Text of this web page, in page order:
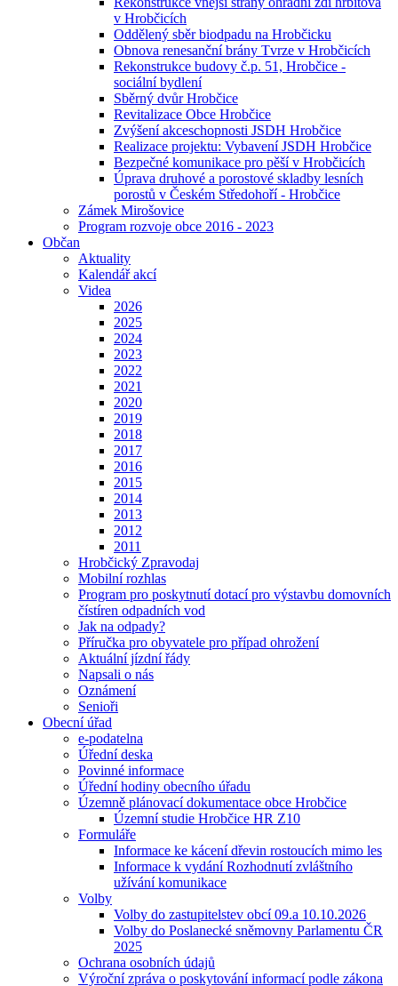
v Hrobčicích
Oddělený sběr biodpadu na Hrobčicku
Obnova renesanční brány Tvrze v Hrobčicích
Rekonstrukce budovy č.p. 51, Hrobčice -
sociální bydlení
Sběrný dvůr Hrobčice
Revitalizace Obce Hrobčice
Zvýšení akceschopnosti JSDH Hrobčice
Realizace projektu: Vybavení JSDH Hrobčice
Bezpečné komunikace pro pěší v Hrobčicích
Úprava druhové a porostové skladby lesních
porostů v Českém Středohoří - Hrobčice
Zámek Mirošovice
Program rozvoje obce 2016 - 2023
Občan
Aktuality
Kalendář akcí
Videa
2026
2025
2024
2023
2022
2021
2020
2019
2018
2017
2016
2015
2014
2013
2012
2011
Hrobčický Zpravodaj
Mobilní rozhlas
Program pro poskytnutí dotací pro výstavbu domovních
čístíren odpadních vod
Jak na odpady?
Příručka pro obyvatele pro případ ohrožení
Aktuální jízdní řády
Napsali o nás
Oznámení
Senioři
Obecní úřad
e-podatelna
Úřední deska
Povinné informace
Úřední hodiny obecního úřadu
Územně plánovací dokumentace obce Hrobčice
Územní studie Hrobčice HR Z10
Formuláře
Informace ke kácení dřevin rostoucích mimo les
Informace k vydání Rozhodnutí zvláštního
užívání komunikace
Volby
Volby do zastupitelstev obcí 09.a 10.10.2026
Volby do Poslanecké sněmovny Parlamentu ČR
2025
Ochrana osobních údajů
Výroční zpráva o poskytování informací podle zákona